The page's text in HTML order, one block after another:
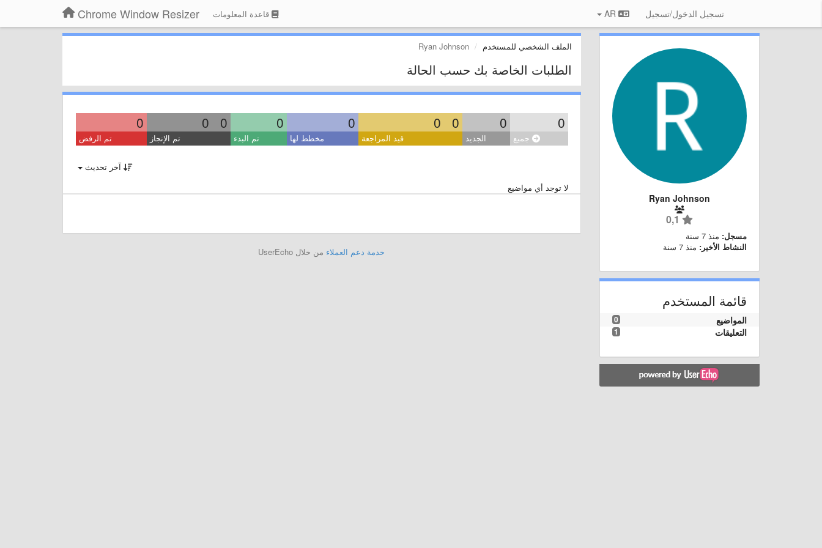
Chrome Window Resizer قاعدة المعلومات تسجيل الدخول/تسجيل
الملف الشخصي للمستخدم Ryan Johnson
الطلبات الخاصة بك حسب الحالة
0
0
0
0
0
0
0
0
0
جميع الجديد قيد المراجعة مخطط لها تم البدء تم الإنجاز تم الرفض
آخر تحديث
لا توجد أي مواضيع
خدمة دعم العملاء من خلال UserEcho
Ryan Johnson
مسجل: منذ 7 سنة
النشاط الأخير: منذ 7 سنة
قائمة المستخدم
0 المواضيع
1 التعليقات